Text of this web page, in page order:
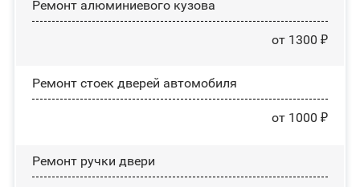
Ремонт алюминиевого кузова
от 1300 ₽
Ремонт стоек дверей автомобиля
от 1000 ₽
Ремонт ручки двери